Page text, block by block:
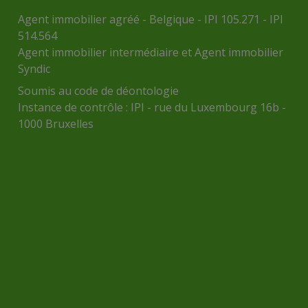
Agent immobilier agréé - Belgique - IPI 105.271 - IPI
514.564
Agent immobilier intermédiaire et Agent immobilier
Syndic
Soumis au code de déontologie
Instance de contrôle : IPI - rue du Luxembourg 16b -
1000 Bruxelles